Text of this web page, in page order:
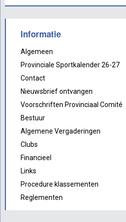
Informatie
Algemeen
Provinciale Sportkalender 26-27
Contact
Nieuwsbrief ontvangen
Voorschriften Provinciaal Comité
Bestuur
Algemene Vergaderingen
Clubs
Financieel
Links
Procedure klassementen
Reglementen